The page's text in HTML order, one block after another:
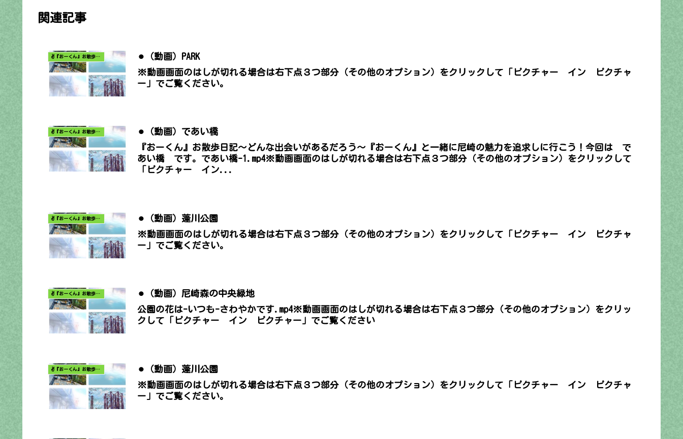
関連記事
✌️『おーくん』お散歩日記〜どんな出会いがあるだろう〜 ⚫︎（動画）PARK
※動画画面のはしが切れる場合は右下点３つ部分（その他のオプション）をクリックして「ピクチャー イン ピクチャ
ー」でご覧ください。
✌️『おーくん』お散歩日記〜どんな出会いがあるだろう〜 ⚫︎（動画）であい橋
『おーくん』お散歩日記〜どんな出会いがあるだろう〜『おーくん』と一緒に尼崎の魅力を追求しに行こう！今回は で
あい橋 です。であい橋-1.mp4※動画画面のはしが切れる場合は右下点３つ部分（その他のオプション）をクリックして
「ピクチャー イン...
✌️『おーくん』お散歩日記〜どんな出会いがあるだろう〜 ⚫︎（動画）蓬川公園
※動画画面のはしが切れる場合は右下点３つ部分（その他のオプション）をクリックして「ピクチャー イン ピクチャ
ー」でご覧ください。
✌️『おーくん』お散歩日記〜どんな出会いがあるだろう〜 ⚫︎（動画）尼崎森の中央緑地
公園の花は-いつも-さわやかです.mp4※動画画面のはしが切れる場合は右下点３つ部分（その他のオプション）をクリッ
クして「ピクチャー イン ピクチャー」でご覧ください
✌️『おーくん』お散歩日記〜どんな出会いがあるだろう〜 ⚫︎（動画）蓬川公園
※動画画面のはしが切れる場合は右下点３つ部分（その他のオプション）をクリックして「ピクチャー イン ピクチャ
ー」でご覧ください。